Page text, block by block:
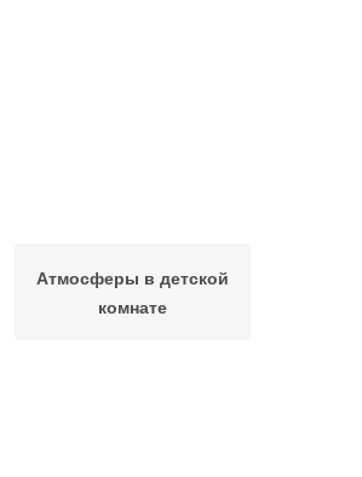
Атмосферы в детской
комнате